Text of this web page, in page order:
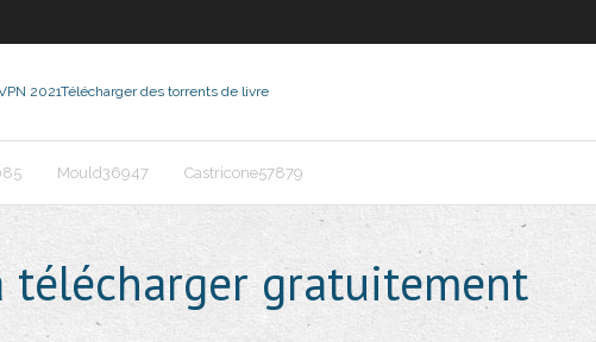
2021Télécharger des torrents de livre
Mould36947 Castricone57879
télécharger gratuitement